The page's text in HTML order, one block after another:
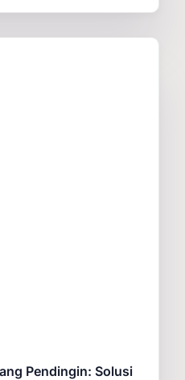
Pendingin: Solusi